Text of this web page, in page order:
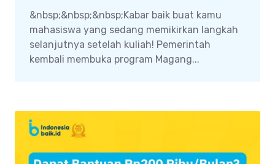
&nbsp;&nbsp;&nbsp;Kabar baik buat kamu
mahasiswa yang sedang memikirkan langkah
selanjutnya setelah kuliah! Pemerintah
kembali membuka program Magang...